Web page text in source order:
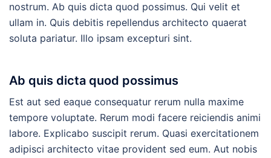
nostrum. Ab quis dicta quod possimus. Qui velit et
ullam in. Quis debitis repellendus architecto quaerat
soluta pariatur. Illo ipsam excepturi sint.
Ab quis dicta quod possimus
Est aut sed eaque consequatur rerum nulla maxime
tempore voluptate. Rerum modi facere reiciendis animi
labore. Explicabo suscipit rerum. Quasi exercitationem
adipisci architecto vitae provident sed eum. Aut nobis